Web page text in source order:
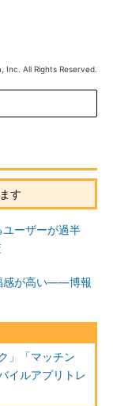
Inc. All Rights Reserved.
す
ーザーが過半
感が高い――博報
」「マッチン
イルアプリトレ